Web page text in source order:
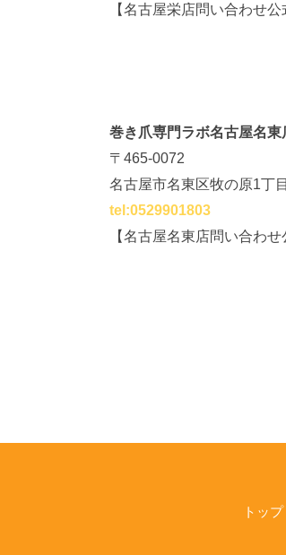
【名古屋栄店問い合わせ公
巻き爪専門ラボ名古屋名東
〒465-0072
名古屋市名東区牧の原1丁
tel:0529901803
【名古屋名東店問い合わ
トップ